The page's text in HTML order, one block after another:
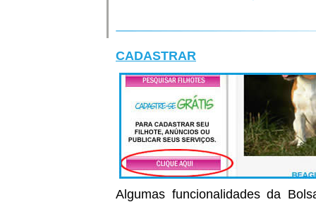
CADASTRAR
Algumas funcionalidades da